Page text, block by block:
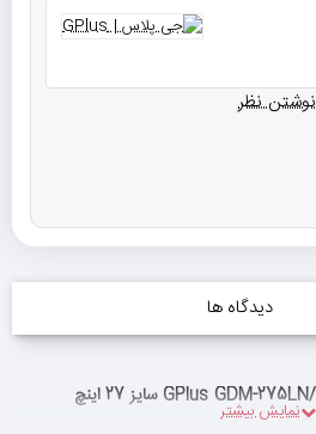
نوشتن نظر
دیدگاه ها